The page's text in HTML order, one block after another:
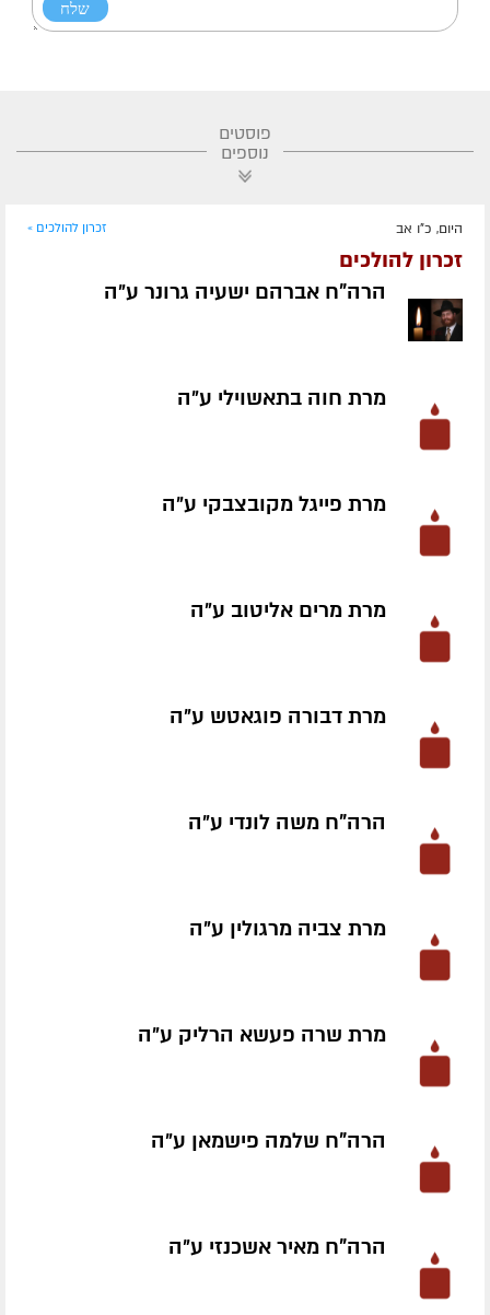
פוסטים
נוספים
היום, כ"ו אב זכרון להולכים »
זכרון להולכים
הרה"ח אברהם ישעיה גרונר ע״ה
מרת חוה בתאשוילי ע״ה
מרת פייגל מקובצבקי ע״ה
מרת מרים אליטוב ע״ה
מרת דבורה פוגאטש ע״ה
הרה"ח משה לונדי ע״ה
מרת צביה מרגולין ע״ה
מרת שרה פעשא הרליק ע״ה
הרה"ח שלמה פישמאן ע״ה
הרה"ח מאיר אשכנזי ע״ה